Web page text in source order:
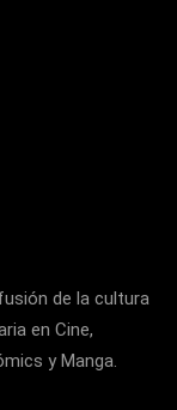
de la cultura
en Cine,
y Manga.